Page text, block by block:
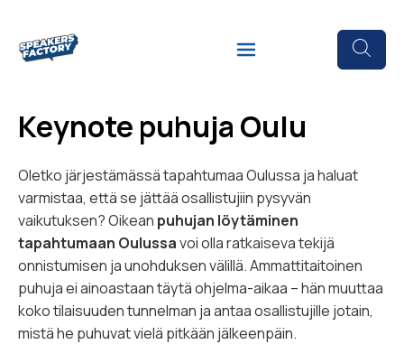
Keynote puhuja Oulu
Oletko järjestämässä tapahtumaa Oulussa ja haluat
varmistaa, että se jättää osallistujiin pysyvän
vaikutuksen? Oikean puhujan löytäminen
tapahtumaan Oulussavoi olla ratkaiseva tekijä
onnistumisen ja unohduksen välillä. Ammattitaitoinen
puhuja ei ainoastaan täytä ohjelma-aikaa – hän muuttaa
koko tilaisuuden tunnelman ja antaa osallistujille jotain,
mistä he puhuvat vielä pitkään jälkeenpäin.